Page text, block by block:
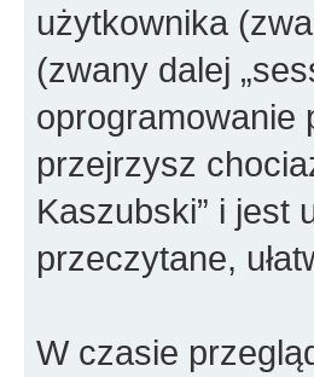
użytkownika
(zwany dalej
oprogramowanie
przejrzysz
Kaszubski” i jest
przeczytane,
W czasie